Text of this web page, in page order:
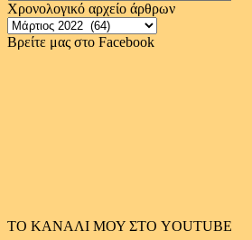
Χρονολογικό αρχείο άρθρων
Χρονολογικό
αρχείο
Βρείτε μας στο Facebook
ΤΟ ΚΑΝΑΛΙ ΜΟΥ ΣΤΟ YOUTUBE